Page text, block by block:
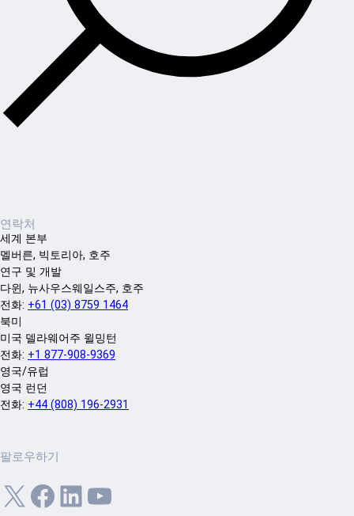
연락처
세계 본부
멜버른, 빅토리아, 호주
연구 및 개발
다윈, 뉴사우스웨일스주, 호주
전화: +61 (03) 8759 1464
북미
미국 델라웨어주 윌밍턴
전화: +1 877-908-9369
영국/유럽
영국 런던
전화: +44 (808) 196-2931
팔로우하기
X Facebook LinkedIn YouTube